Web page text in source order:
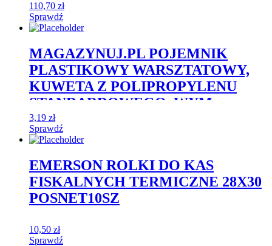
110,70 zł
Sprawdź
MAGAZYNUJ.PL POJEMNIK
PLASTIKOWY WARSZTATOWY,
KUWETA Z POLIPROPYLENU
STANDARDOWEGO. WYM:
168X102X75 MM (KOLOR
ZIELONY)
3,19 zł
Sprawdź
EMERSON ROLKI DO KAS
FISKALNYCH TERMICZNE 28X30
POSNET10SZ
10,50 zł
Sprawdź